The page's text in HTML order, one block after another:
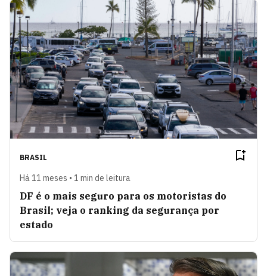
BRASIL
Há 11 meses • 1 min de leitura
DF é o mais seguro para os motoristas do
Brasil; veja o ranking da segurança por
estado